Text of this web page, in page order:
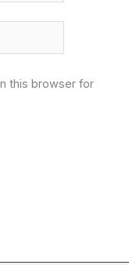
this browser for